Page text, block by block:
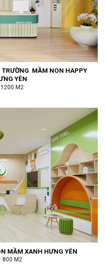
TRƯỜNG MẦM NON HAPPY
YÊN
1200 M2
MẦM XANH HƯNG YÊN
800 M2